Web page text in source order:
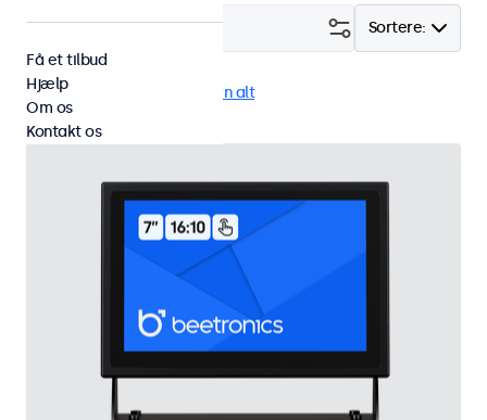
Sortere:
Filter (21)
Skrivebord Fjern alt
Få et tilbud
Hjælp
Om os
Kontakt os